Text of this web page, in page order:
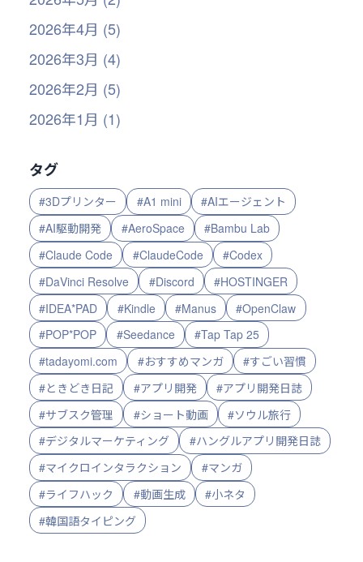
2026年4月 (5)
2026年3月 (4)
2026年2月 (5)
2026年1月 (1)
タグ
#3Dプリンター #A1 mini
#AIエージェント
#AI駆動開発
#AeroSpace
#Bambu Lab
#Claude Code
#ClaudeCode
#Codex
#DaVinci Resolve
#Discord
#HOSTINGER
#IDEA*PAD
#Kindle #Manus
#OpenClaw
#POP*POP
#Seedance
#Tap Tap 25
#tadayomi.com
#おすすめマンガ
#すごい習慣
#ときどき日記
#アプリ開発
#アプリ開発日誌
#サブスク管理
#ショート動画
#ソウル旅行
#デジタルマーケティング
#ハングルアプリ開発日誌
#マイクロインタラクション
#マンガ
#ライフハック
#動画生成
#小ネタ
#韓国語タイピング